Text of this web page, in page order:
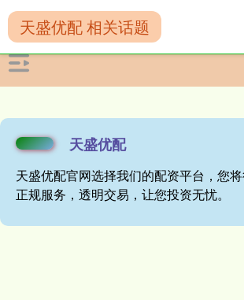
天盛优配
天盛优配官网选择我们的配资平台，您
正规服务，透明交易，让您投资无忧。
天盛优配 相关话题